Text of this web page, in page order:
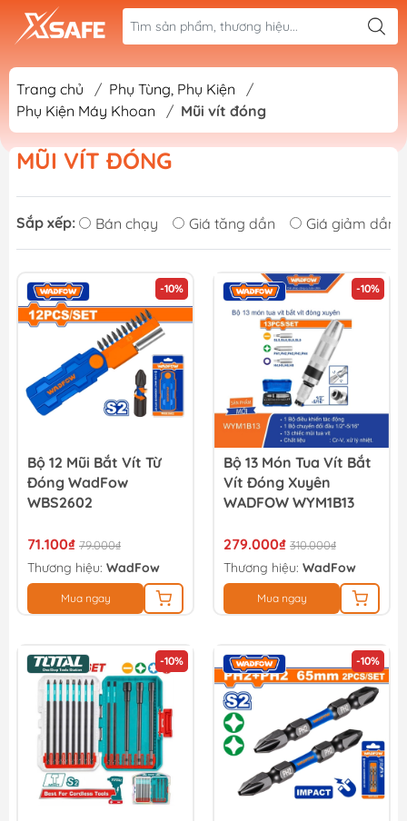
Trang chủ / Phụ Tùng, Phụ Kiện
/
Phụ Kiện Máy Khoan
/ Mũi vít đóng
MŨI VÍT ĐÓNG
Sắp xếp: Bán chạy Giá tăng dần Giá giảm dần
-10%
Bộ 12 Mũi Bắt Vít Từ
Đóng WadFow
WBS2602
71.100₫ 79.000₫
Thương hiệu: WadFow
Mua ngay
-10%
Bộ 13 Món Tua Vít Bắt
Vít Đóng Xuyên
WADFOW WYM1B13
279.000₫ 310.000₫
Thương hiệu: WadFow
Mua ngay
-10% -10%